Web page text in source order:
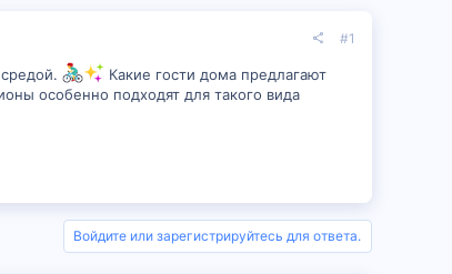
#1
Какие гости дома предлагают
особенно подходят для такого вида
Войдите или зарегистрируйтесь для ответа.